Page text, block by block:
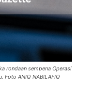
rondaan sempena Operasi
Foto ANIQ NABILAFIQ